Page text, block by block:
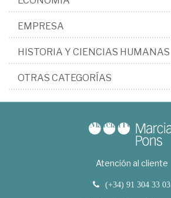
EMPRESA
HISTORIA Y CIENCIAS HUMANAS
OTRAS CATEGORÍAS
Atención al cliente
(+34) 91 304 33 03